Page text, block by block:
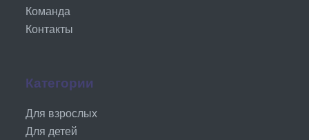
Команда
Контакты
Категории
Для взрослых
Для детей